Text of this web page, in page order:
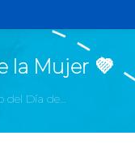
la Mujer 💜
del Día de…